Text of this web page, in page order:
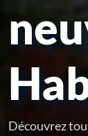
Découvrez